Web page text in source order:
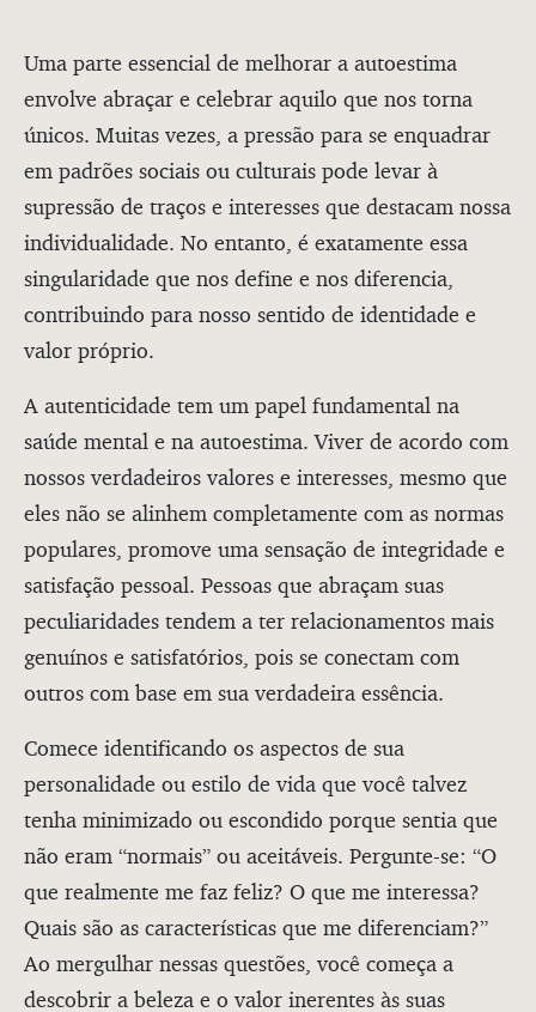
Uma parte essencial de melhorar a autoestima
envolve abraçar e celebrar aquilo que nos torna
únicos. Muitas vezes, a pressão para se enquadrar
em padrões sociais ou culturais pode levar à
supressão de traços e interesses que destacam nossa
individualidade. No entanto, é exatamente essa
singularidade que nos define e nos diferencia,
contribuindo para nosso sentido de identidade e
valor próprio.
A autenticidade tem um papel fundamental na
saúde mental e na autoestima. Viver de acordo com
nossos verdadeiros valores e interesses, mesmo que
eles não se alinhem completamente com as normas
populares, promove uma sensação de integridade e
satisfação pessoal. Pessoas que abraçam suas
peculiaridades tendem a ter relacionamentos mais
genuínos e satisfatórios, pois se conectam com
outros com base em sua verdadeira essência.
Comece identificando os aspectos de sua
personalidade ou estilo de vida que você talvez
tenha minimizado ou escondido porque sentia que
não eram “normais” ou aceitáveis. Pergunte-se: “O
que realmente me faz feliz? O que me interessa?
Quais são as características que me diferenciam?”
Ao mergulhar nessas questões, você começa a
descobrir a beleza e o valor inerentes às suas